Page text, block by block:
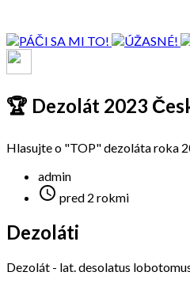
🏆 Dezolát 2023
Hlasujte o "TOP" dezoláta roka
admin
 pred 2 rokmi
Dezoláti
Dezolát - lat. desolatus